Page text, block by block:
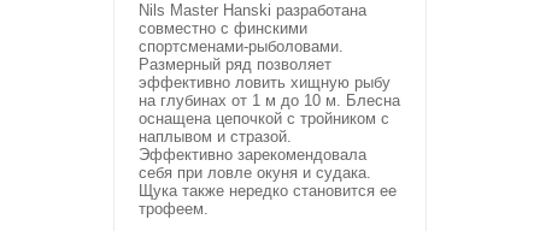
Nils Master Hanski разработана
совместно с финскими
спортсменами-рыболовами.
Размерный ряд позволяет
эффективно ловить хищную рыбу
на глубинах от 1 м до 10 м. Блесна
оснащена цепочкой с тройником с
наплывом и стразой.
Эффективно зарекомендовала
себя при ловле окуня и судака.
Щука также нередко становится ее
трофеем.